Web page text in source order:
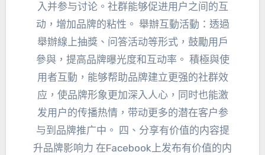
入并参与讨论。 社群能够促进用户之间的互
动 ， 增加品牌的粘性 。 舉辦互動活動：透過
舉辦線上抽獎、 问答活动等形式，鼓勵用戶
參與， 提高品牌曝光度和互动率 。 積極與使
用者互動， 能够帮助品牌建立更强的社群效
应 ， 使品牌形象更加深入人心， 同时也能激
发用户的传播热情， 带动更多的潜在客户参
与到品牌推广中 。 四、 分享有价值的内容提
升品牌影响力 在Facebook上发布有价值的内